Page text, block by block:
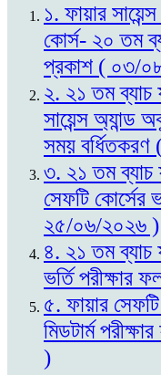
১. ফায়ার
কোর্স- ২০ তম
প্রকাশ ( ০৩/
২. ২১ তম ব্যাচ
সায়েন্স অ্যান্ড
সময়
৩. ২১ তম ব্যাচ
সেফটি কোর্সের
২৫/০৬/২০২৬ )
৪. ২১ তম ব্যাচ
ভর্তি
৫. ফায়ার
মিডটার্ম
)